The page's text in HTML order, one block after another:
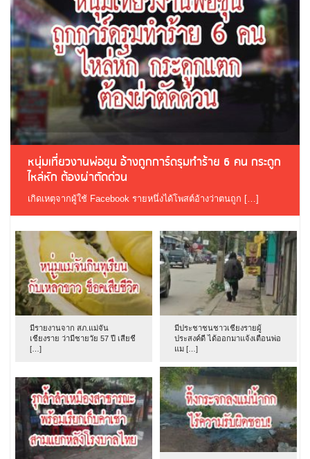
หนุ่มเที่ยวงานพ่อขุน อ้างถูกการ์ดรุมทำร้าย 6 คน กระดูก
ไหล่หัก ต้องผ่าตัดด่วน
เกิดเหตุจากผู้ใช้ Facebook รายหนึ่งได้โพสต์อ้างว่าตนถูก […]
มีรายงานจาก สภ.แม่จัน
เชียงราย ว่ามีชายวัย 57 ปี เสียชี
[…]
มีประชาชนชาวเชียงรายผู้
ประสงค์ดี ได้ออกมาแจ้งเตือนพ่อ
แม […]